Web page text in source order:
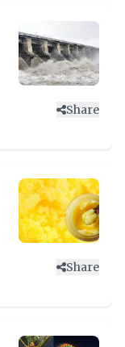
Share
Share